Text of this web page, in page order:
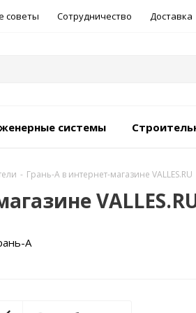
советы Сотрудничество Доставка
системы
- Грань-А в интернет-магазине VALLES.RU
А